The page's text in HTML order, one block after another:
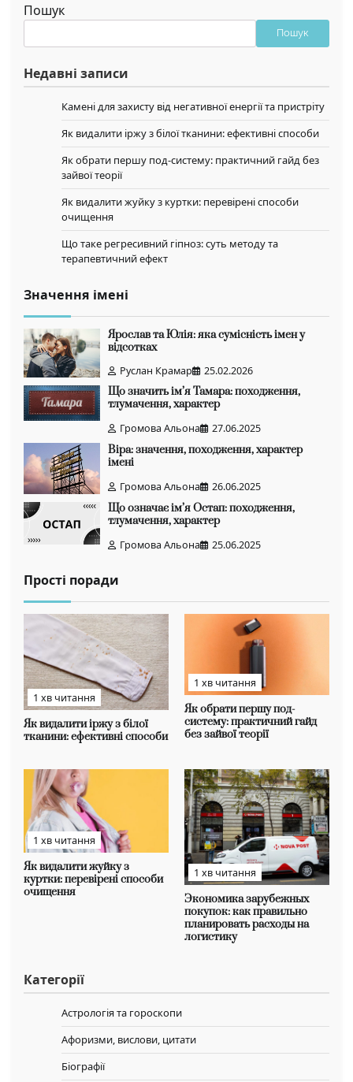
Пошук
Пошук
Недавні записи
Камені для захисту від негативної енергії та пристріту
Як видалити іржу з білої тканини: ефективні способи
Як обрати першу под-систему: практичний гайд без
зайвої теорії
Як видалити жуйку з куртки: перевірені способи
очищення
Що таке регресивний гіпноз: суть методу та
терапевтичний ефект
Значення імені
Ярослав та Юлія: яка сумісність імен у
відсотках
Руслан Крамар
25.02.2026
Що значить ім’я Тамара: походження,
тлумачення, характер
Громова Альона
27.06.2025
Віра: значення, походження, характер
імені
Громова Альона
26.06.2025
Що означає ім’я Остап: походження,
тлумачення, характер
Громова Альона
25.06.2025
Прості поради
1 хв читання
Як видалити іржу з білої
тканини: ефективні способи
1 хв читання
Як обрати першу под-
систему: практичний гайд
без зайвої теорії
1 хв читання
Як видалити жуйку з
куртки: перевірені способи
очищення
1 хв читання
Экономика зарубежных
покупок: как правильно
планировать расходы на
логистику
Категорії
Астрологія та гороскопи
Афоризми, вислови, цитати
Біографії